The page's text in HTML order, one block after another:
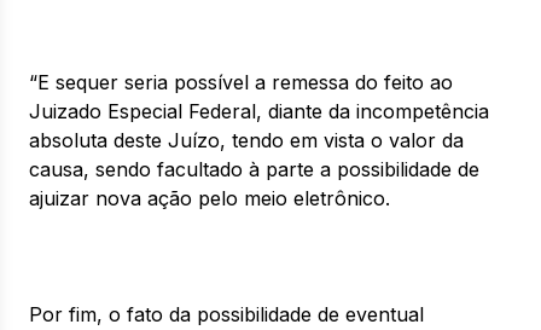
“E sequer seria possível a remessa do feito ao
Juizado Especial Federal, diante da incompetência
absoluta deste Juízo, tendo em vista o valor da
causa, sendo facultado à parte a possibilidade de
ajuizar nova ação pelo meio eletrônico.
Por fim, o fato da possibilidade de eventual